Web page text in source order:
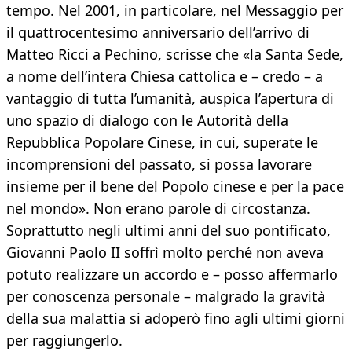
tempo. Nel 2001, in particolare, nel Messaggio per
il quattrocentesimo anniversario dell’arrivo di
Matteo Ricci a Pechino, scrisse che «la Santa Sede,
a nome dell’intera Chiesa cattolica e – credo – a
vantaggio di tutta l’umanità, auspica l’apertura di
uno spazio di dialogo con le Autorità della
Repubblica Popolare Cinese, in cui, superate le
incomprensioni del passato, si possa lavorare
insieme per il bene del Popolo cinese e per la pace
nel mondo». Non erano parole di circostanza.
Soprattutto negli ultimi anni del suo pontificato,
Giovanni Paolo II soffrì molto perché non aveva
potuto realizzare un accordo e – posso affermarlo
per conoscenza personale – malgrado la gravità
della sua malattia si adoperò fino agli ultimi giorni
per raggiungerlo.